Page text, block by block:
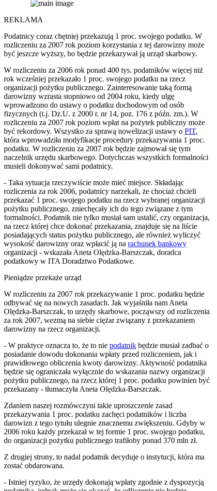
REKLAMA
Podatnicy coraz chętniej przekazują 1 proc. swojego podatku. W
rozliczeniu za 2007 rok poziom korzystania z tej darowizny może
być jeszcze wyższy, bo będzie przekazywał ją urząd skarbowy.
W rozliczeniu za 2006 rok ponad 400 tys. podatników więcej niż
rok wcześniej przekazało 1 proc. swojego podatku na rzecz
organizacji pożytku publicznego. Zainteresowanie taką formą
darowizny wzrasta stopniowo od 2004 roku, kiedy ulgę
wprowadzono do ustawy o podatku dochodowym od osób
fizycznych (t.j. Dz.U. z 2000 r. nr 14, poz. 176 z późn. zm.). W
rozliczeniu za 2007 rok poziom wpłat na pożytek publiczny może
być rekordowy. Wszystko za sprawą nowelizacji ustawy o PIT,
która wprowadziła modyfikacje procedury przekazywania 1 proc.
podatku. W rozliczeniu za 2007 rok będzie zajmował się tym
naczelnik urzędu skarbowego. Dotychczas wszystkich formalności
musieli dokonywać sami podatnicy.
- Taka sytuacja rzeczywiście może mieć miejsce. Składając
rozliczenia za rok 2006, podatnicy narzekali, że chociaż chcieli
przekazać 1 proc. swojego podatku na rzecz wybranej organizacji
pożytku publicznego, zniechęcały ich do tego związane z tym
formalności. Podatnik nie tylko musiał sam ustalić, czy organizacja,
na rzecz której chce dokonać przekazania, znajduje się na liście
posiadających status pożytku publicznego, ale również wyliczyć
wysokość darowizny oraz wpłacić ją na rachunek bankowy
organizacji - wskazała Aneta Olędzka-Barszczak, doradca
podatkowy w ITA Doradztwo Podatkowe.
Pieniądze przekaże urząd
W rozliczeniu za 2007 rok przekazywanie 1 proc. podatku będzie
odbywać się na nowych zasadach. Jak wyjaśniła nam Aneta
Olędzka-Barszczak, to urzędy skarbowe, począwszy od rozliczenia
za rok 2007, wezmą na siebie ciężar związany z przekazaniem
darowizny na rzecz organizacji.
- W praktyce oznacza to, że to nie podatnik będzie musiał zadbać o
posiadanie dowodu dokonania wpłaty przed rozliczeniem, jak i
prawidłowego obliczenia kwoty darowizny. Aktywność podatnika
będzie się ograniczała wyłącznie do wskazania nazwy organizacji
pożytku publicznego, na rzecz której 1 proc. podatku powinien być
przekazany - tłumaczyła Aneta Olędzka-Barszczak.
Zdaniem naszej rozmówczyni takie uproszczenie zasad
przekazywania 1 proc. podatku zachęci podatników i liczba
darowizn z tego tytułu ulegnie znacznemu zwiększeniu. Gdyby w
2006 roku każdy przekazał w tej formie 1 proc. swojego podatku,
do organizacji pożytku publicznego trafiłoby ponad 370 mln zł.
Z drugiej strony, to nadal podatnik decyduje o instytucji, która ma
zostać obdarowana.
- Istniej ryzyko, że urzędy dokonają wpłaty zgodnie z dyspozycją